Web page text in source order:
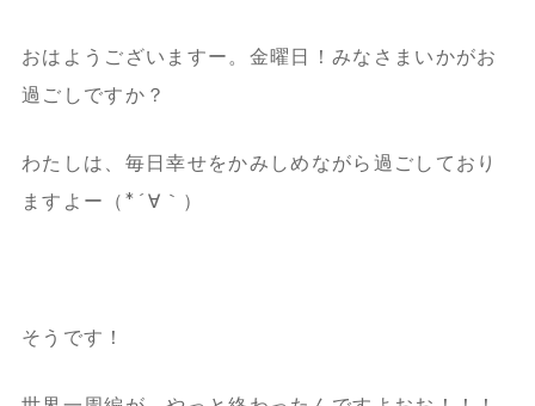
おはようございますー。金曜日！みなさまいかがお
過ごしですか？
わたしは、毎日幸せをかみしめながら過ごしており
ますよー（*´∀｀）
そうです！